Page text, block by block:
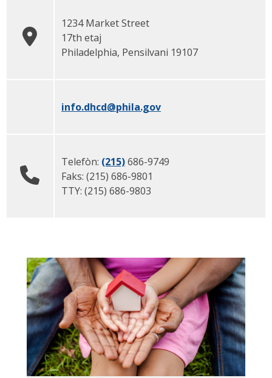
1234 Market Street
17th etaj
Philadelphia, Pensilvani 19107
info.dhcd@phila.gov
Telefòn: (215)686-9749
Faks: (215) 686-9801
TTY: (215) 686-9803